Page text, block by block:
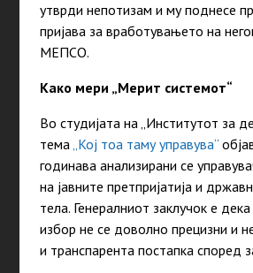
утврди непотизам и му поднесе
пријава за вработувањето на
МЕПСО.
Како мери „Мерит системот“
Во студијата на „Институтот за
тема„Кој тоа таму управува“
годинава анализирани се
на јавните претпријатија и
тела. Генералниот заклучок е
избор не се доволно прецизни и
и транспарента постапка според